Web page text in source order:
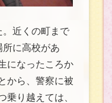
。近くの町まで
に高校があ
になったころか
から、警察に被
り越えては、